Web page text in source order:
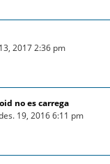
2017 2:36 pm
no es carrega
19, 2016 6:11 pm